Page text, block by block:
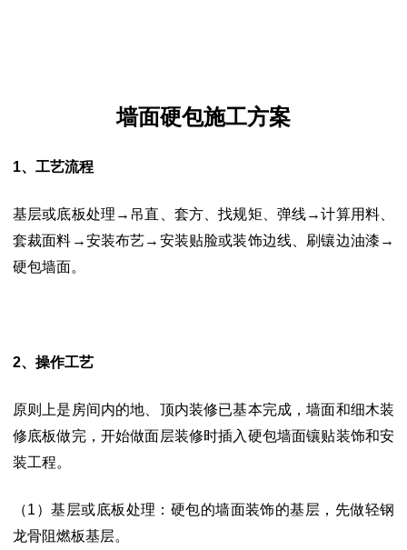
墙面硬包施工方案
1、工艺流程
基层或底板处理 →吊直、套方、找规矩、弹线→计算用料、
套裁面料→安装布艺→安装贴脸或装饰边线、刷镶边油漆→
硬包墙面。
2、操作工艺
原则上是房间内的地、顶内装修已基本完成，墙面和细木装
修底板做完，开始做面层装修时插入硬包墙面镶贴装饰和安
装工程。
（1）基层或底板处理：硬包的墙面装饰的基层，先做轻钢
龙骨阻燃板基层。